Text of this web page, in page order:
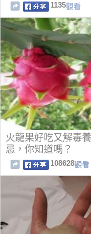
1135觀看
火龍果好吃又解毒
忌，你知道嗎？
108628觀看